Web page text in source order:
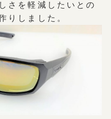
さを軽減したいとの
りしました。